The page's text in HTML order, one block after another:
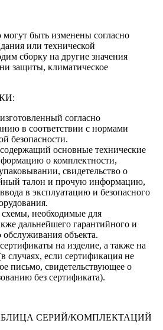
быть изменены согласно
или технической
сборку на другие значения
защиты, климатическое
согласно
в соответствии с нормами
безопасности.
основные технические
о комплектности,
свидетельство о
талон и прочую информацию,
в эксплуатацию и безопасного
необходимые для
дальнейшего гарантийного и
обслуживания объекта.
на изделие, а также на
случаях, если сертификация не
письмо, свидетельствующее о
без сертификата).
СЕРИЙ/КОМПЛЕКТАЦИЙ